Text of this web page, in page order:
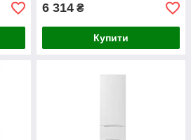
6 314 ₴
Купити